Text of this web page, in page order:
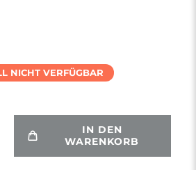
NICHT VERFÜGBAR
IN DEN
WARENKORB